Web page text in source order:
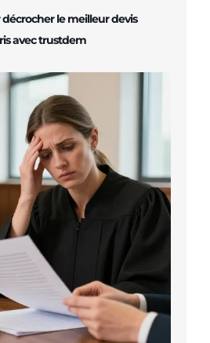
le meilleur devis
avec trustdem